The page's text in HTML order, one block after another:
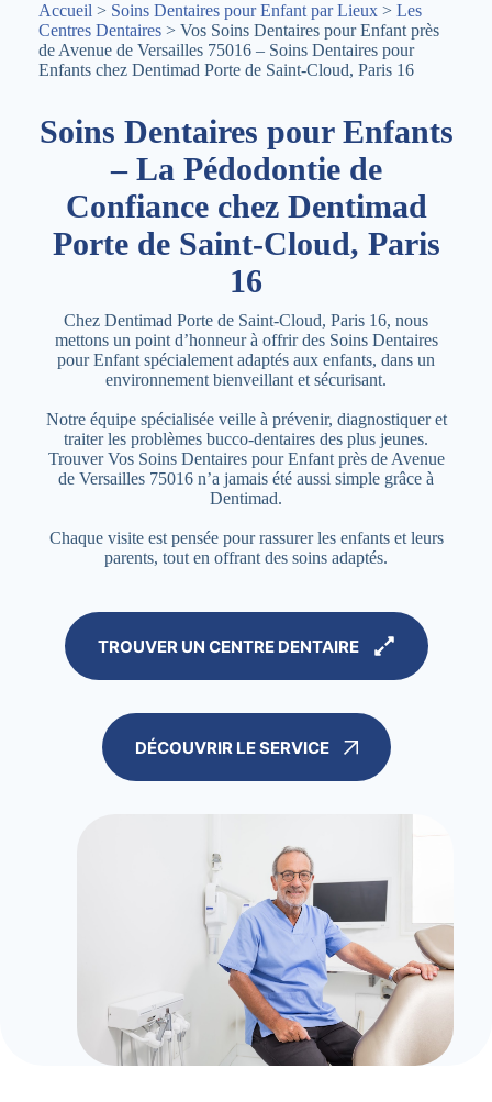
Accueil > Soins Dentaires pour Enfant par Lieux > Les
Centres Dentaires > Vos Soins Dentaires pour Enfant près
de Avenue de Versailles 75016 – Soins Dentaires pour
Enfants chez Dentimad Porte de Saint-Cloud, Paris 16
Soins Dentaires pour Enfants
– La Pédodontie de
Confiance chez Dentimad
Porte de Saint-Cloud, Paris
16
Chez Dentimad Porte de Saint-Cloud, Paris 16, nous
mettons un point d’honneur à offrir des Soins Dentaires
pour Enfant spécialement adaptés aux enfants, dans un
environnement bienveillant et sécurisant.
Notre équipe spécialisée veille à prévenir, diagnostiquer et
traiter les problèmes bucco-dentaires des plus jeunes.
Trouver Vos Soins Dentaires pour Enfant près de Avenue
de Versailles 75016 n’a jamais été aussi simple grâce à
Dentimad.
Chaque visite est pensée pour rassurer les enfants et leurs
parents, tout en offrant des soins adaptés.
TROUVER UN CENTRE DENTAIRE
DÉCOUVRIR LE SERVICE